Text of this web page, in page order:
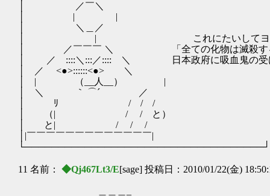
│ ／
│ |
│ ＼
│ | これにたいしてヨー
│ ／￣￣￣ ＼ 「全ての化物は滅殺する
│ ／ ::::＼:::／:::: ＼ 日本政府に吸血鬼の
│ ／
│ | （__
│ ＼ ｀
│ ﾘ /￣/
│ （| / /
│ と| /
│|￣￣￣￣￣￣￣
└────────────────────────────────────┘
11 名前： ◆Qj467Lt3/E[sage] 投稿日：2010/01/22(金)